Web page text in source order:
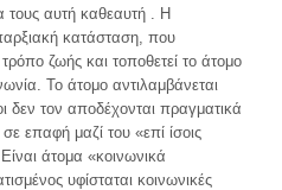
τους αυτή καθεαυτή . Η
κατάσταση, που
ζωής και τοποθετεί το άτομο
Το άτομο αντιλαμβάνεται
δεν τον αποδέχονται πραγματικά
σε επαφή μαζί του «επί ίσοις
άτομα «κοινωνικά
υφίσταται κοινωνικές